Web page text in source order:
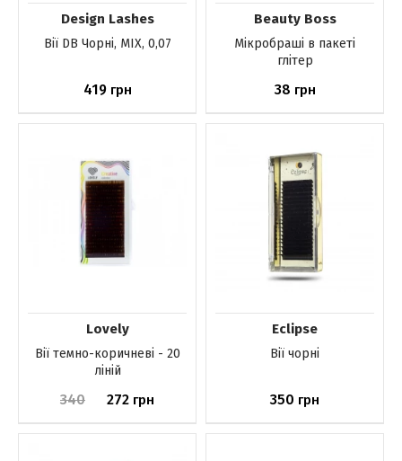
Design Lashes
Вії DB Чорні, MIX, 0,07
419грн
Beauty Boss
Мікробраші в пакеті
глітер
38 грн
Lovely
Вії темно-коричневі - 20
ліній
340 272 грн
Eclipse
Вії чорні
350 грн